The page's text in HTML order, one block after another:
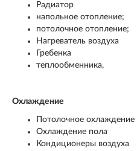
Радиатор
напольное отопление;
потолочное отопление;
Нагреватель воздуха
Гребенка
теплообменника,
Охлаждение
Потолочное охлаждение
Охлаждение пола
Кондиционеры воздуха